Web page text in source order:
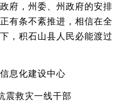
府，州委、州政府的安排
有条不紊推进，相信在全
，积石山县人民必能渡过
息化建设中心
震救灾一线干部